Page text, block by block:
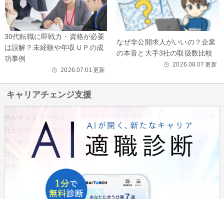
30代転職に即戦力・資格が必要
は誤解？未経験や年収ＵＰの成
功事例
🕒 2026.07.01 更新
なぜ非公開求人がいいの？企業
の本音と大手3社の取扱数比較
🕒 2026.08.07 更新
キャリアチェンジ支援